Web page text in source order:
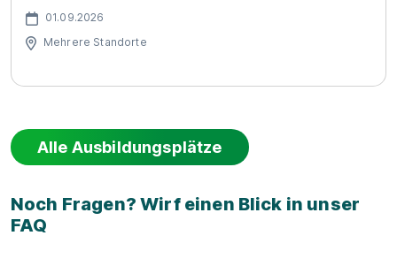
01.09.2026
Mehrere Standorte
Alle Ausbildungsplätze
Noch Fragen? Wirf einen Blick in unser
FAQ